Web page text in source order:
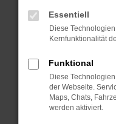
können das
verhindern.
anderen
Starte dein
Das kann
Probleme zu
Essentiell
Diese
Kernfunktionalität
Funktional
Diese
der Webseite.
Maps, Chats,
werden aktiviert.